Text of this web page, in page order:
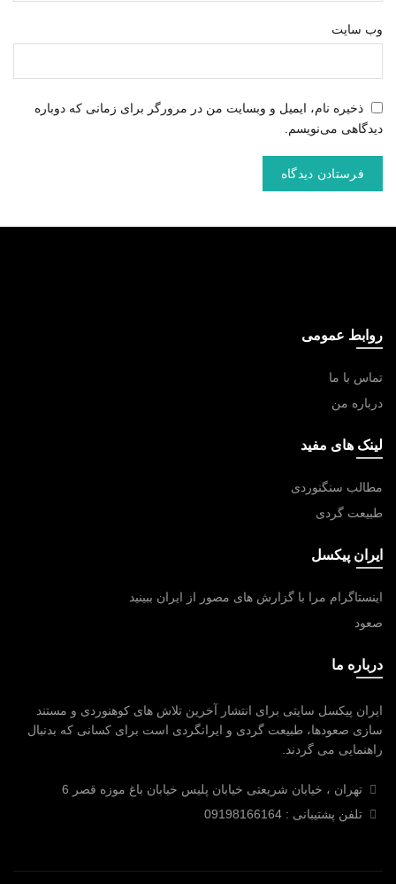
وب‌ سایت
ذخیره نام، ایمیل و وبسایت من در مرورگر برای زمانی که دوباره
دیدگاهی می‌نویسم.
روابط عمومی
تماس با ما
درباره من
لینک های مفید
مطالب سنگنوردی
طبیعت گردی
ایران پیکسل
اینستاگرام مرا با گزارش های مصور از ایران ببینید
صعود
درباره ما
ایران پیکسل سایتی برای انتشار آخرین تلاش های کوهنوردی و مستند
سازی صعودها، طبیعت گردی و ایرانگردی است برای کسانی که بدنبال
راهنمایی می گردند.
تهران ، خیابان شریعتی خیابان پلیس خیابان باغ موزه قصر 6
تلفن پشتیبانی : 09198166164